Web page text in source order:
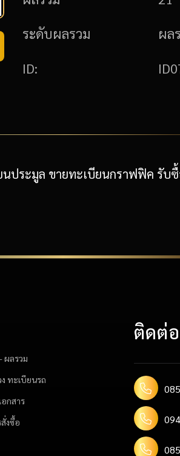
ระดับผลรวม ผล
ID:
ประมูล ขายทะเบียนกราฟฟิค รับซื้
ผลรวม
ทะเบียนรถ
อกสาร
งซื้อ
ติดต่อ